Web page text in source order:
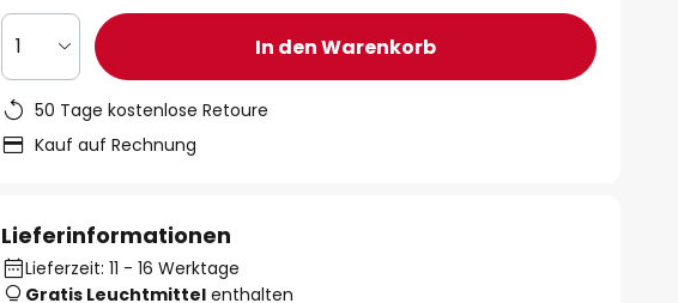
1 In den Warenkorb
50 Tage kostenlose Retoure
Kauf auf Rechnung
Lieferinformationen
Lieferzeit: 11 - 16 Werktage
Gratis Leuchtmittel enthalten